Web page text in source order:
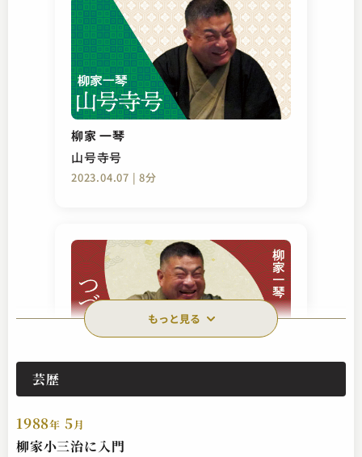
柳家 一琴
山号寺号
2023.04.07 | 8分
つづら泥
2023.04.06 | 10分
もっと見る
芸歴
1988年 5月
柳家小三治に入門